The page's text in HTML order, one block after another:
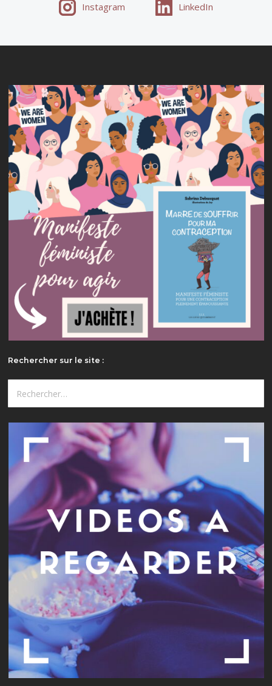
Instagram LinkedIn
Rechercher sur le site :
Rechercher :